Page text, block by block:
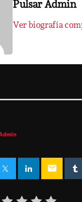
Pulsar Admin
Ver biografía
email